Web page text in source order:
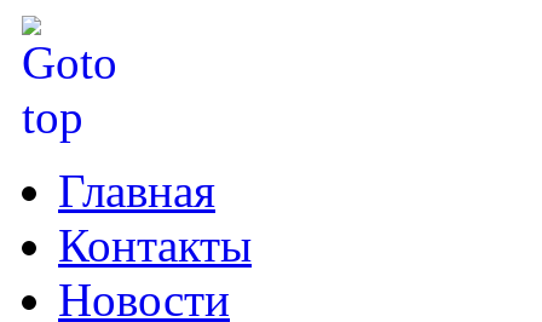
Главная
Контакты
Новости